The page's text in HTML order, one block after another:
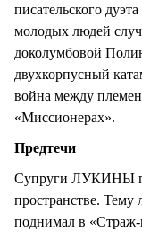
писательского
молодых людей
доколумбовой
двухкорпусный
война между
«Миссионерах».
Предтечи
Супруги ЛУКИНЫ
пространстве. Тему
поднимал в